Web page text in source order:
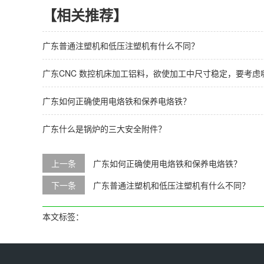
【相关推荐】
广东普通注塑机和低压注塑机有什么不同？
广东CNC 数控机床加工铝料，欲使加工中尺寸稳定，要考虑
广东如何正确使用电烙铁和保养电烙铁？
广东什么是锅炉的三大安全附件？
上一条
广东如何正确使用电烙铁和保养电烙铁？
下一条
广东普通注塑机和低压注塑机有什么不同？
本文标签：